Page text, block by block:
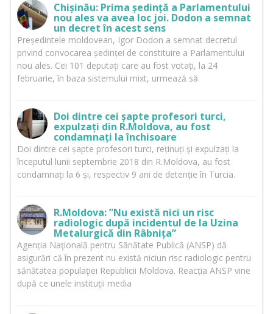
Chișinău: Prima ședință a Parlamentului
nou ales va avea loc joi. Dodon a semnat
un decret în acest sens
Președintele moldovean, Igor Dodon a semnat decretul
privind convocarea ședinței de constituire a Parlamentului
nou ales. Cei 101 deputați care au fost votați, la 24
februarie, în baza sistemului mixt, urmează să
Doi dintre cei șapte profesori turci,
expulzați din R.Moldova, au fost
condamnați la închisoare
Doi dintre cei șapte profesori turci, reținuți și expulzați la
începutul lunii septembrie 2018 din R.Moldova, au fost
condamnați la 6 și, respectiv 9 ani de detenție în Turcia.
R.Moldova: ”Nu există nici un risc
radiologic după incidentul de la Uzina
Metalurgică din Râbnița”
Agenția Naţională pentru Sănătate Publică (ANSP) dă
asigurări că în prezent nu există niciun risc radiologic pentru
sănătatea populaţiei Republicii Moldova. Reacția ANSP vine
după ce unele instituții media